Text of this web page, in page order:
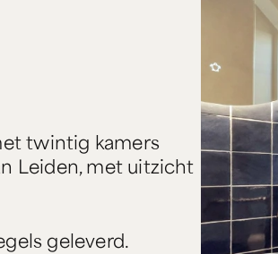
twintig kamers
Leiden, met uitzicht
geleverd.